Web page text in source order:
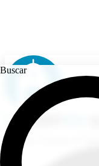
Ecuador
Buscar